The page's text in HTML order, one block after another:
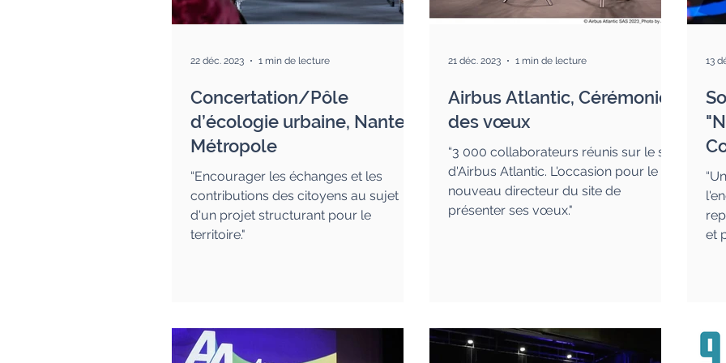
Concertation/Pôle
d’écologie urbaine, Nantes
Métropole
“Encourager les échanges et les
contributions des citoyens au sujet
d'un projet structurant pour le
territoire."
22 déc. 2023 1 min de lecture
Airbus Atlantic, Cérémonie
des vœux
“3 000 collaborateurs réunis sur le site
d'Airbus Atlantic. L'occasion pour le
nouveau directeur du site de
présenter ses vœux."
21 déc. 2023 1 min de lecture
et
13